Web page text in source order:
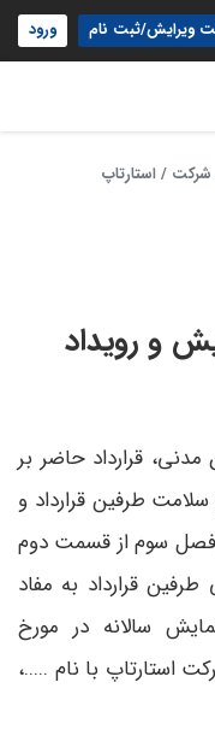
ویرایش/ثبت نام ورود
شرکت / استارتاپ
و رویداد
10، 190 و 219 قانون مدنی، قرارداد حاضر بر
طرفین قرارداد و
فصل سوم از قسمت دوم
قرارداد به مفاد
سالانه در مورخ
استارتاپ با نام .....،